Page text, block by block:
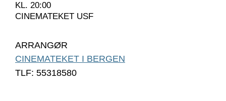
KL. 20:00
CINEMATEKET USF
ARRANGØR
CINEMATEKET I BERGEN
TLF: 55318580